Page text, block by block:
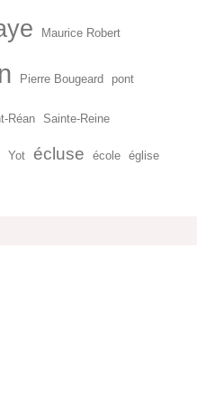
Maurice Robert
Pierre Bougeard pont
Réan Sainte-Reine
Yot écluse école église